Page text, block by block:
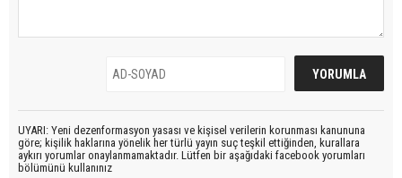
UYARI: Yeni dezenformasyon yasası ve kişisel verilerin korunması kanununa
göre; kişilik haklarına yönelik her türlü yayın suç teşkil ettiğinden, kurallara
aykırı yorumlar onaylanmamaktadır. Lütfen bir aşağıdaki facebook yorumları
bölümünü kullanınız